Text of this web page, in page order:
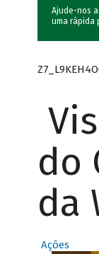
Ajude-nos
uma rápida
do
da
Ações